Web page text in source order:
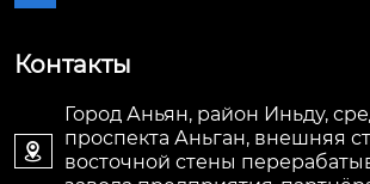
Контакты

Город Аньян, район Иньду,
проспекта Аньган, внешняя
восточной стены